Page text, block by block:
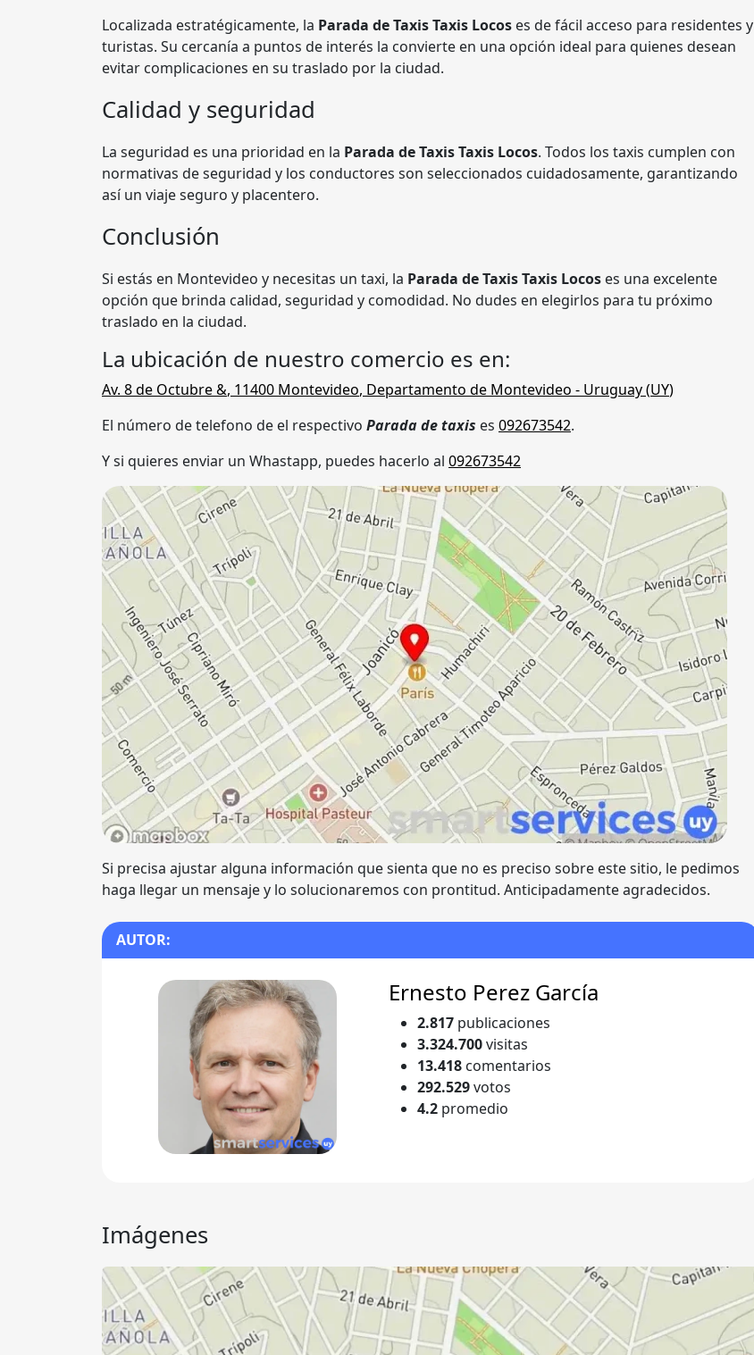
Localizada estratégicamente, la Parada de Taxis Taxis Locos es de fácil acceso para residentes y
turistas. Su cercanía a puntos de interés la convierte en una opción ideal para quienes desean
evitar complicaciones en su traslado por la ciudad.
Calidad y seguridad
La seguridad es una prioridad en la Parada de Taxis Taxis Locos. Todos los taxis cumplen con
normativas de seguridad y los conductores son seleccionados cuidadosamente, garantizando
así un viaje seguro y placentero.
Conclusión
Si estás en Montevideo y necesitas un taxi, la Parada de Taxis Taxis Locos es una excelente
opción que brinda calidad, seguridad y comodidad. No dudes en elegirlos para tu próximo
traslado en la ciudad.
La ubicación de nuestro comercio es en:
Av. 8 de Octubre &, 11400 Montevideo, Departamento de Montevideo - Uruguay (UY)
El número de telefono de el respectivo Parada de taxis es 092673542.
Y si quieres enviar un Whastapp, puedes hacerlo al 092673542
Si precisa ajustar alguna información que sienta que no es preciso sobre este sitio, le pedimos
haga llegar un mensaje y lo solucionaremos con prontitud. Anticipadamente agradecidos.
AUTOR:
Ernesto Perez García
2.817 publicaciones
3.324.700visitas
13.418 comentarios
292.529votos
4.2 promedio
Imágenes